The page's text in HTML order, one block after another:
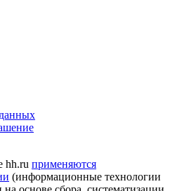
hh.ru применяются
(информационные технологии